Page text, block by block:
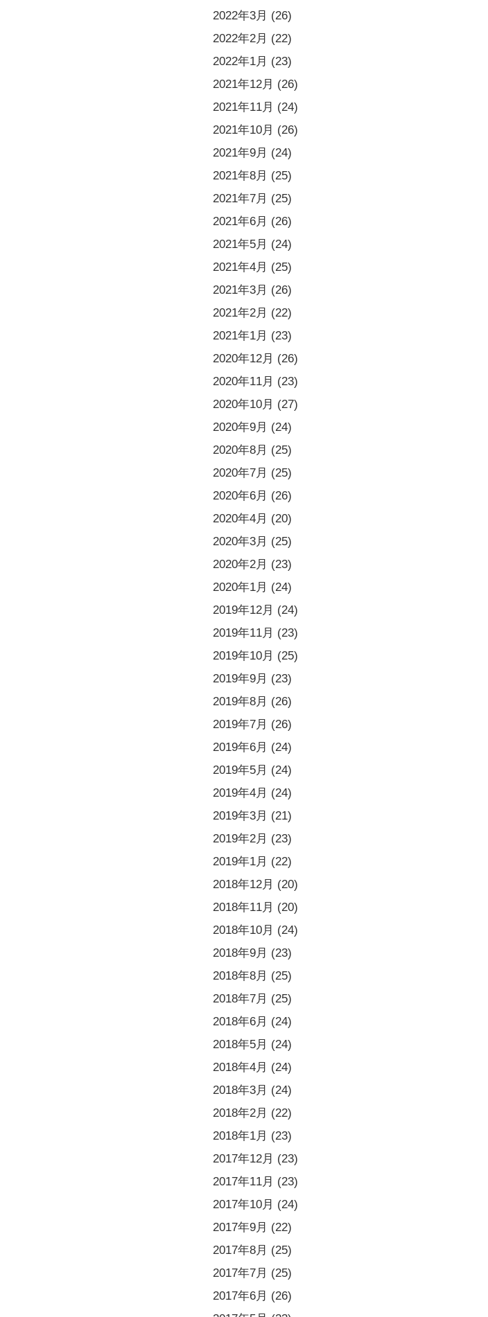
2022年3月 (26)
2022年2月 (22)
2022年1月 (23)
2021年12月 (26)
2021年11月 (24)
2021年10月 (26)
2021年9月 (24)
2021年8月 (25)
2021年7月 (25)
2021年6月 (26)
2021年5月 (24)
2021年4月 (25)
2021年3月 (26)
2021年2月 (22)
2021年1月 (23)
2020年12月 (26)
2020年11月 (23)
2020年10月 (27)
2020年9月 (24)
2020年8月 (25)
2020年7月 (25)
2020年6月 (26)
2020年4月 (20)
2020年3月 (25)
2020年2月 (23)
2020年1月 (24)
2019年12月 (24)
2019年11月 (23)
2019年10月 (25)
2019年9月 (23)
2019年8月 (26)
2019年7月 (26)
2019年6月 (24)
2019年5月 (24)
2019年4月 (24)
2019年3月 (21)
2019年2月 (23)
2019年1月 (22)
2018年12月 (20)
2018年11月 (20)
2018年10月 (24)
2018年9月 (23)
2018年8月 (25)
2018年7月 (25)
2018年6月 (24)
2018年5月 (24)
2018年4月 (24)
2018年3月 (24)
2018年2月 (22)
2018年1月 (23)
2017年12月 (23)
2017年11月 (23)
2017年10月 (24)
2017年9月 (22)
2017年8月 (25)
2017年7月 (25)
2017年6月 (26)